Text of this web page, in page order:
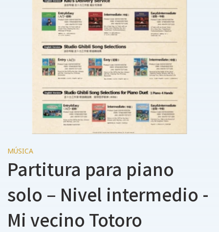
MÚSICA
Partitura para piano
solo – Nivel intermedio -
Mi vecino Totoro